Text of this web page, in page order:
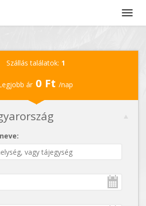
Szállás találatok: 1
ár 0 Ft /nap